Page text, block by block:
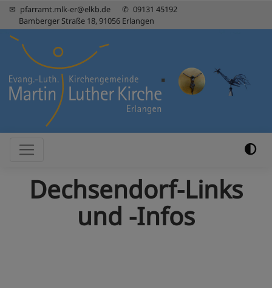
Direkt
zum
Inhalt
pfarramt.mlk-er@elkb.de
09131 45192
Bamberger Straße 18, 91056 Erlangen
Hauptnavigation
Dechsendorf-Links
und -Infos